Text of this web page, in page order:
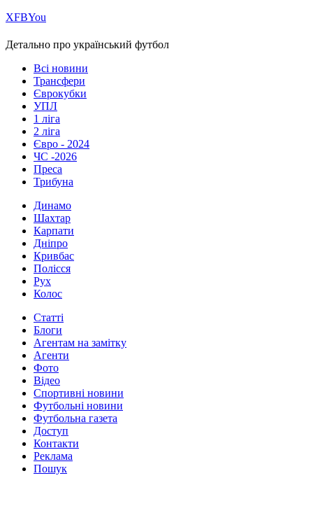
ХFBYou
Детально про український футбол
Всі новини
Трансфери
Єврокубки
УПЛ
1 ліга
2 ліга
Євро - 2024
ЧС -2026
Преса
Трибуна
Динамо
Шахтар
Карпати
Дніпро
Кривбас
Полісся
Рух
Колос
Статті
Блоги
Агентам на замітку
Агенти
Фото
Відео
Спортивні новини
Футбольні новини
Футбольна газета
Доступ
Контакти
Реклама
Пошук